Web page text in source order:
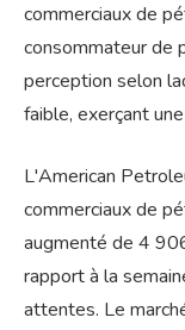
commerciaux de
consommateur de
perception selon
faible, exerçant
L'American
commerciaux de
augmenté de 4
rapport à la
attentes. Le